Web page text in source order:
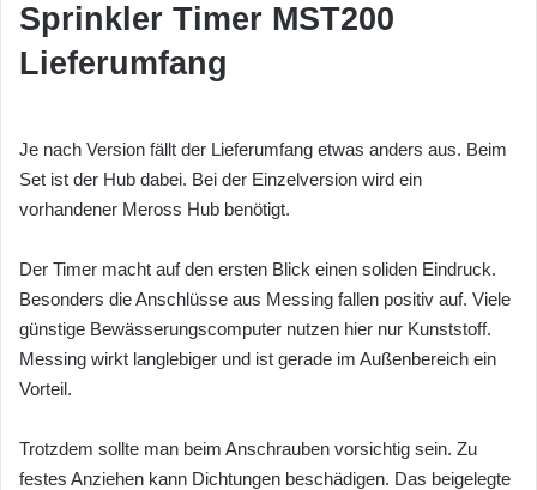
Sprinkler Timer MST200
Lieferumfang
Je nach Version fällt der Lieferumfang etwas anders aus. Beim
Set ist der Hub dabei. Bei der Einzelversion wird ein
vorhandener Meross Hub benötigt.
Der Timer macht auf den ersten Blick einen soliden Eindruck.
Besonders die Anschlüsse aus Messing fallen positiv auf. Viele
günstige Bewässerungscomputer nutzen hier nur Kunststoff.
Messing wirkt langlebiger und ist gerade im Außenbereich ein
Vorteil.
Trotzdem sollte man beim Anschrauben vorsichtig sein. Zu
festes Anziehen kann Dichtungen beschädigen. Das beigelegte